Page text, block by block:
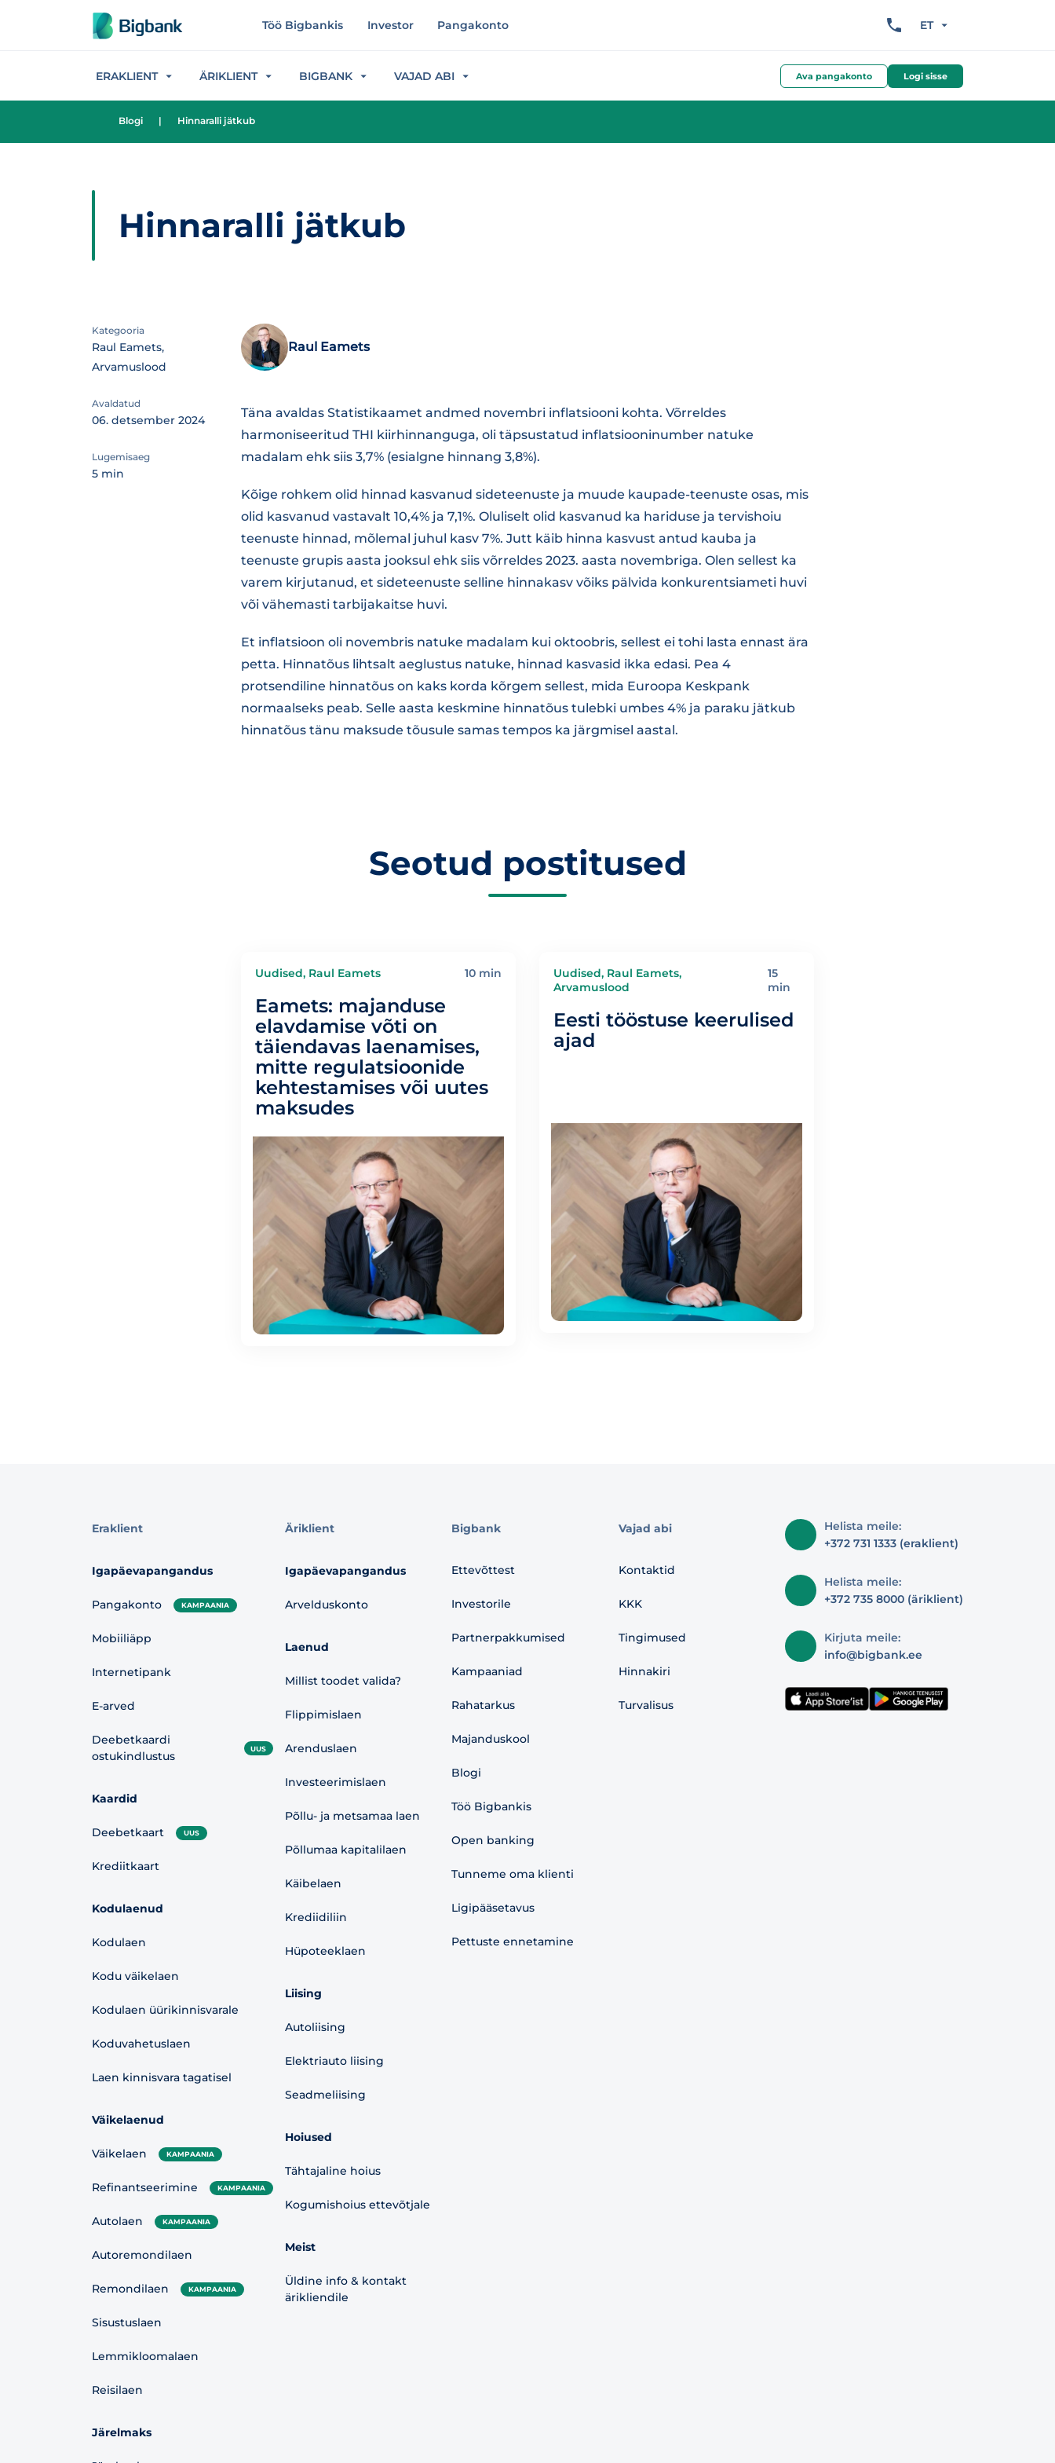
Hüppa sisu juurde
Töö Bigbankis Investor Pangakonto ET
ERAKLIENT ÄRIKLIENT BIGBANK VAJAD ABI Ava pangakonto Logi sisse
Blogi | Hinnaralli jätkub
Hinnaralli jätkub
Kategooria
Raul Eamets,
Arvamuslood
Avaldatud
06. detsember 2024
Lugemisaeg
5 min
Raul Eamets
Täna avaldas Statistikaamet andmed novembri inflatsiooni kohta. Võrreldes
harmoniseeritud THI kiirhinnanguga, oli täpsustatud inflatsiooninumber natuke
madalam ehk siis 3,7% (esialgne hinnang 3,8%).
Kõige rohkem olid hinnad kasvanud sideteenuste ja muude kaupade-teenuste osas, mis
olid kasvanud vastavalt 10,4% ja 7,1%. Oluliselt olid kasvanud ka hariduse ja tervishoiu
teenuste hinnad, mõlemal juhul kasv 7%. Jutt käib hinna kasvust antud kauba ja
teenuste grupis aasta jooksul ehk siis võrreldes 2023. aasta novembriga. Olen sellest ka
varem kirjutanud, et sideteenuste selline hinnakasv võiks pälvida konkurentsiameti huvi
või vähemasti tarbijakaitse huvi.
Et inflatsioon oli novembris natuke madalam kui oktoobris, sellest ei tohi lasta ennast ära
petta. Hinnatõus lihtsalt aeglustus natuke, hinnad kasvasid ikka edasi. Pea 4
protsendiline hinnatõus on kaks korda kõrgem sellest, mida Euroopa Keskpank
normaalseks peab. Selle aasta keskmine hinnatõus tulebki umbes 4% ja paraku jätkub
hinnatõus tänu maksude tõusule samas tempos ka järgmisel aastal.
Seotud postitused
Uudised, Raul Eamets 10 min
Eamets: majanduse
elavdamise võti on
täiendavas laenamises,
mitte regulatsioonide
kehtestamises või uutes
maksudes
Uudised, Raul Eamets,
Arvamuslood
15
min
Eesti tööstuse keerulised
ajad
Eraklient
Igapäevapangandus
Pangakonto KAMPAANIA
Mobiiliäpp
Internetipank
E-arved
Deebetkaardi
ostukindlustus
UUS
Kaardid
Deebetkaart UUS
Krediitkaart
Kodulaenud
Kodulaen
Kodu väikelaen
Kodulaen üürikinnisvarale
Koduvahetuslaen
Laen kinnisvara tagatisel
Väikelaenud
Väikelaen KAMPAANIA
Refinantseerimine KAMPAANIA
Autolaen KAMPAANIA
Autoremondilaen
Remondilaen KAMPAANIA
Sisustuslaen
Lemmikloomalaen
Reisilaen
Järelmaks
Äriklient
Igapäevapangandus
Arvelduskonto
Laenud
Millist toodet valida?
Flippimislaen
Arenduslaen
Investeerimislaen
Põllu- ja metsamaa laen
Põllumaa kapitalilaen
Käibelaen
Krediidiliin
Hüpoteeklaen
Liising
Autoliising
Elektriauto liising
Seadmeliising
Hoiused
Tähtajaline hoius
Kogumishoius ettevõtjale
Meist
Üldine info & kontakt
ärikliendile
Bigbank
Ettevõttest
Investorile
Partnerpakkumised
Kampaaniad
Rahatarkus
Majanduskool
Blogi
Töö Bigbankis
Open banking
Tunneme oma klienti
Ligipääsetavus
Pettuste ennetamine
Vajad abi
Kontaktid
KKK
Tingimused
Hinnakiri
Turvalisus
Helista meile:
+372 731 1333 (eraklient)
Helista meile:
+372 735 8000 (äriklient)
Kirjuta meile:
info@bigbank.ee